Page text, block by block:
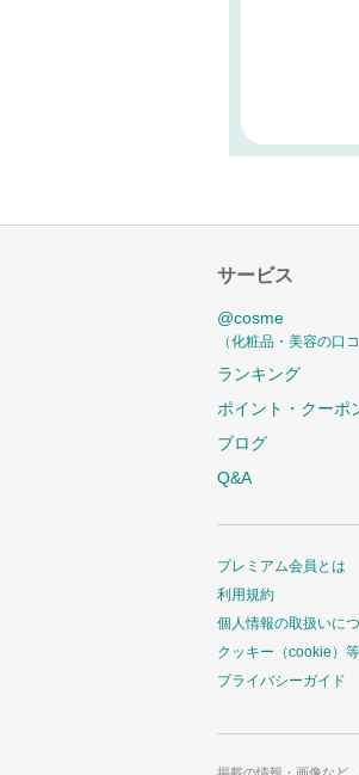
サービス
@cosme
（化粧品・美容の口コ
ランキング
ポイント・クーポ
ブログ
Q&A
プレミアム会員とは
利用規約
個人情報の取扱いに
クッキー（cookie）
プライバシーガイド